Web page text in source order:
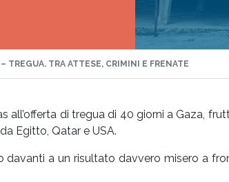
TREGUA. TRA ATTESE, CRIMINI E FRENATE
all’offerta di tregua di 40 giorni a Gaza,
Egitto, Qatar e USA.
davanti a un risultato davvero misero a